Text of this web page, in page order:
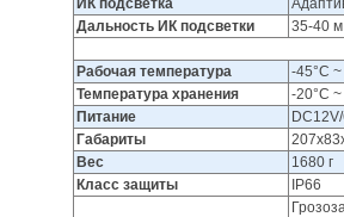
ИК подсветка
Дальность ИК подсветки
35-40 м
Рабочая температура
-45°С
Температура хранения
-20°С
Питание
Габариты
Вес
1680 г
Класс защиты
IP66